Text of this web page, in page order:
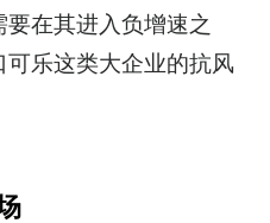
在其进入负增速之
乐这类大企业的抗风